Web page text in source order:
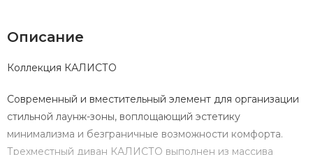
Описание
Коллекция КАЛИСТО
Современный и вместительный элемент для организации
стильной лаунж-зоны, воплощающий эстетику
минимализма и безграничные возможности комфорта.
Трехместный диван КАЛИСТО выполнен из массива